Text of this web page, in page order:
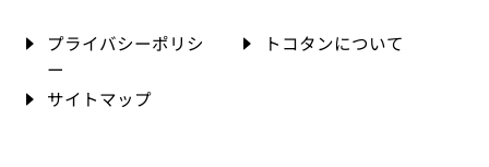
プライバシーポリシ
ー
トコタンについて
サイトマップ